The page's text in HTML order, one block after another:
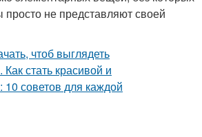
не представляют своей